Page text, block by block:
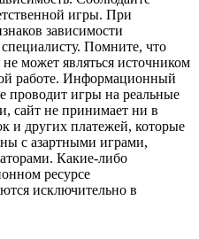
игры. При
зависимости
Помните, что
может являться источником
работе. Информационный
проводит игры на реальные
сайт не принимает ни в
и других платежей, которые
с азартными играми,
Какие-либо
ресурсе
исключительно в